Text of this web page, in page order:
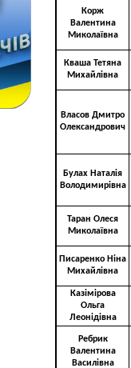
Корж
Валентина
Миколаївна
Кваша Тетяна
Михайлівна
Власов Дмитро
Олександрович
Булах Наталія
Володимирівна
Таран Олеся
Миколаївна
Писаренко Ніна
Михайлівна
Казімірова
Ольга
Леонідівна
Ребрик
Валентина
Василівна